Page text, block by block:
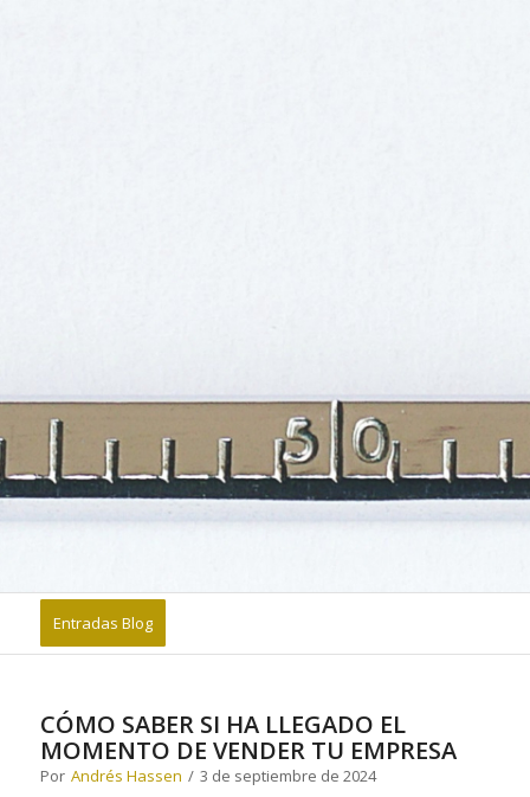
Entradas Blog
CÓMO SABER SI HA LLEGADO EL
MOMENTO DE VENDER TU EMPRESA
Por Andrés Hassen / 3 de septiembre de 2024